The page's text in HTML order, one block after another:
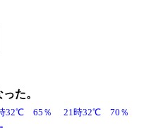
た。
時32℃ 65％ 21時32℃ 70％